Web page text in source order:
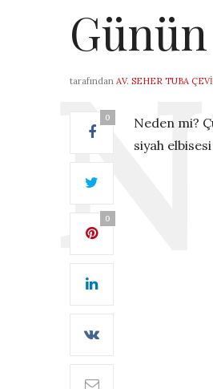
tarafından AV. SEHER TUBA
0
0
Neden mi?
siyah